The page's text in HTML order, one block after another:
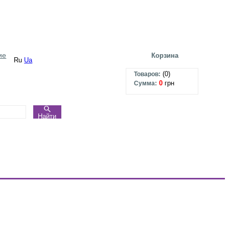
Ru Ua
Найти
Корзина
Товаров: (0)
Сумма: 0 грн